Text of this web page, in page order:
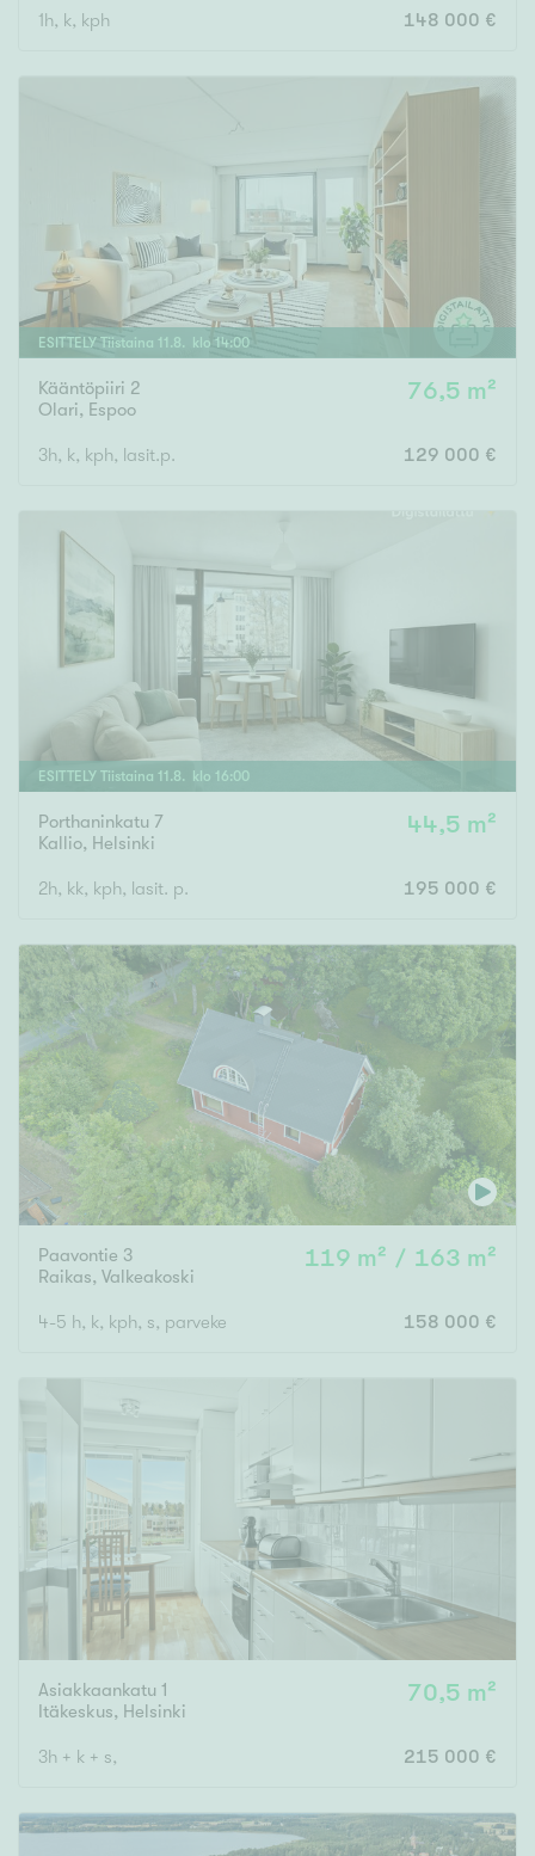
Oma sauna
1h, k, kph 148 000 €
ESITTELY Tiistaina 11 .8. klo 14:00
Kääntöpiiri 2
Olari, Espoo
76,5 m²
3h, k, kph, lasit.p. 129 000 €
ESITTELY Tiistaina 11 .8. klo 16:00
Porthaninkatu 7
Kallio, Helsinki
44,5 m²
2h, kk, kph, lasit. p. 195 000 €
Paavontie 3
Raikas, Valkeakoski
119 m² / 163 m²
4-5 h, k, kph, s, parveke 158 000 €
Asiakkaankatu 1
Itäkeskus, Helsinki
70,5 m²
3h + k + s, 215 000 €